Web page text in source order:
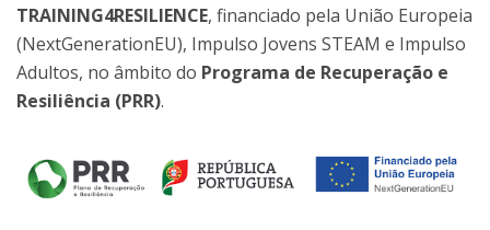
TRAINING4RESILIENCE, financiado pela União Europeia
(NextGenerationEU), Impulso Jovens STEAM e Impulso
Adultos, no âmbito do Programa de Recuperação e
Resiliência (PRR).